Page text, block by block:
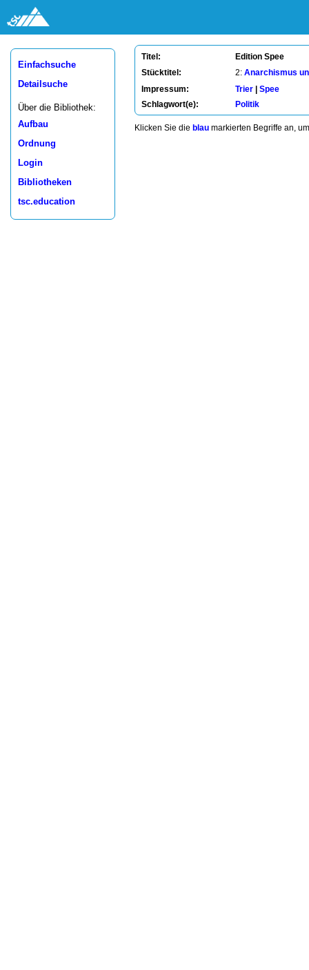
Einfachsuche
Detailsuche
Über die Bibliothek:
Aufbau
Ordnung
Login
Bibliotheken
tsc.education
Titel: Edition Spee
Stücktitel: 2: Anarchismus
Impressum:
Trier
Spee
Schlagwort(e):
Politik
Klicken Sie die blau markierten Begriffe an,